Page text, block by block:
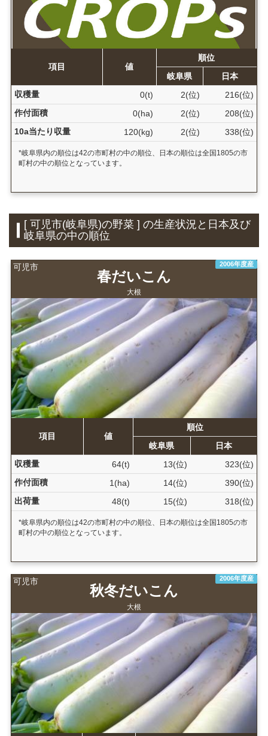
項目 値
順位
岐阜県
日本
収穫量
0(t) 2(位)
216(位)
作付面積
0(ha) 2(位)
208(位)
10a当たり収量
120(kg) 2(位) 338(位)
*岐阜県内の順位は42の市町村の中の順位、日本の順位は全国1805の市
町村の中の順位となっています。
[ 可児市(岐阜県)の野菜 ] の生産状況と日本及び
岐阜県の中の順位
可児市 2006年度産
春だいこん
大根
項目 値
順位
岐阜県
日本
収穫量
64(t) 13(位)
323(位)
作付面積
1(ha) 14(位)
390(位)
出荷量
48(t) 15(位) 318(位)
*岐阜県内の順位は42の市町村の中の順位、日本の順位は全国1805の市
町村の中の順位となっています。
可児市 2006年度産
秋冬だいこん
大根